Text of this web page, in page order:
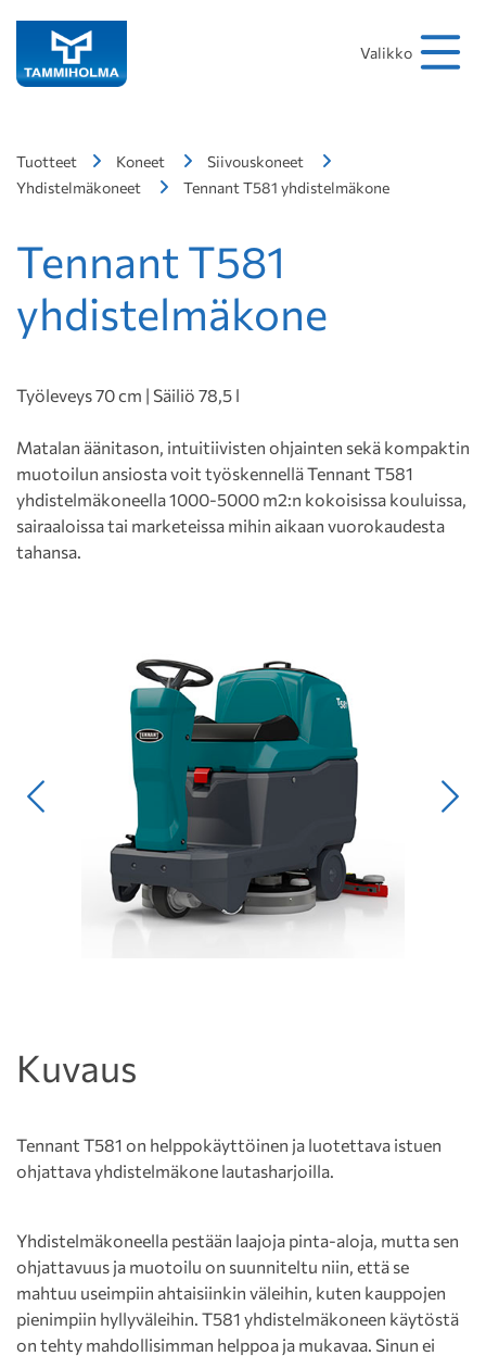
Valikko
Tuotteet Koneet
Siivouskoneet
Yhdistelmäkoneet
Tennant T581 yhdistelmäkone
Tennant T581
yhdistelmäkone
Työleveys 70 cm | Säiliö 78,5 l
Matalan äänitason, intuitiivisten ohjainten sekä kompaktin
muotoilun ansiosta voit työskennellä Tennant T581
yhdistelmäkoneella 1000-5000 m2:n kokoisissa kouluissa,
sairaaloissa tai marketeissa mihin aikaan vuorokaudesta
tahansa.
Edellinen
Kuvaus
Tennant T581 on helppokäyttöinen ja luotettava istuen
ohjattava yhdistelmäkone lautasharjoilla.
Yhdistelmäkoneella pestään laajoja pinta-aloja, mutta sen
ohjattavuus ja muotoilu on suunniteltu niin, että se
mahtuu useimpiin ahtaisiinkin väleihin, kuten kauppojen
pienimpiin hyllyväleihin. T581 yhdistelmäkoneen käytöstä
on tehty mahdollisimman helppoa ja mukavaa. Sinun ei